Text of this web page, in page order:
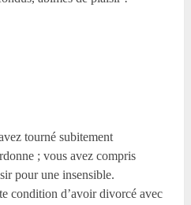
tourné subitement
; vous avez compris
pour une insensible.
condition d’avoir divorcé avec